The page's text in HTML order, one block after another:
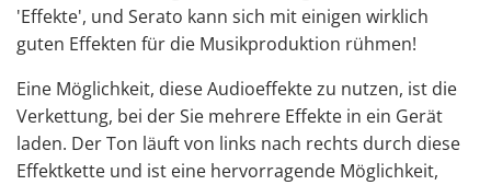
'Effekte', und Serato kann sich mit einigen wirklich
guten Effekten für die Musikproduktion rühmen!
Eine Möglichkeit, diese Audioeffekte zu nutzen, ist die
Verkettung, bei der Sie mehrere Effekte in ein Gerät
laden. Der Ton läuft von links nach rechts durch diese
Effektkette und ist eine hervorragende Möglichkeit,